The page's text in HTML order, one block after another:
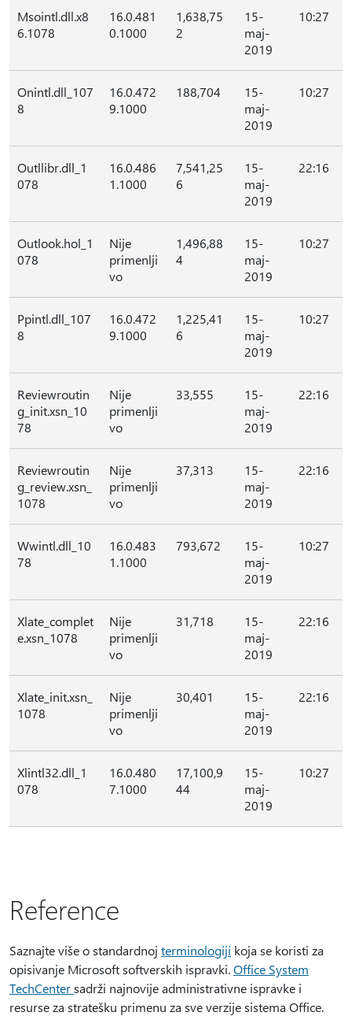
Msointl.dll.x8
6.1078
16.0.481
0.1000
1,638,75
2
15-
maj-
2019
10:27
Onintl.dll_107
8
16.0.472
9.1000
188,704
15-
maj-
2019
10:27
Outllibr.dll_1
078
16.0.486
1.1000
7,541,25
6
15-
maj-
2019
22:16
Outlook.hol_1
078
Nije
primenlji
vo
1,496,88
4
15-
maj-
2019
10:27
Ppintl.dll_107
8
16.0.472
9.1000
1,225,41
6
15-
maj-
2019
10:27
Reviewroutin
g_init.xsn_10
78
Nije
primenlji
vo
33,555
15-
maj-
2019
22:16
Reviewroutin
g_review.xsn_
1078
Nije
primenlji
vo
37,313
15-
maj-
2019
22:16
Wwintl.dll_10
78
16.0.483
1.1000
793,672
15-
maj-
2019
10:27
Xlate_complet
e.xsn_1078
Nije
primenlji
vo
31,718
15-
maj-
2019
22:16
Xlate_init.xsn_
1078
Nije
primenlji
vo
30,401
15-
maj-
2019
22:16
Xlintl32.dll_1
078
16.0.480
7.1000
17,100,9
44
15-
maj-
2019
10:27
Reference
Saznajte više o standardnoj terminologiji koja se koristi za
opisivanje Microsoft softverskih ispravki.Office System
TechCentersadrži najnovije administrativne ispravke i
resurse za stratešku primenu za sve verzije sistema Office.